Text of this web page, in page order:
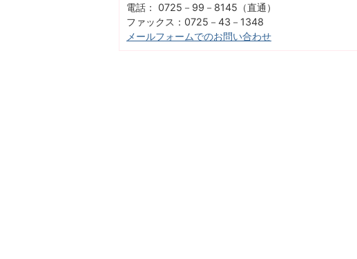
電話： 0725－99－8145（直通）
ファックス：0725－43－1348
メールフォームでのお問い合わせ